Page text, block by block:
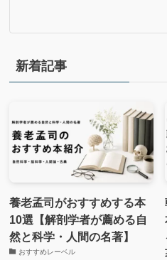
新着記事
養老孟司がおすすめする本
10選【解剖学者が薦める自
然と科学・人間の名著】
おすすめレーベル